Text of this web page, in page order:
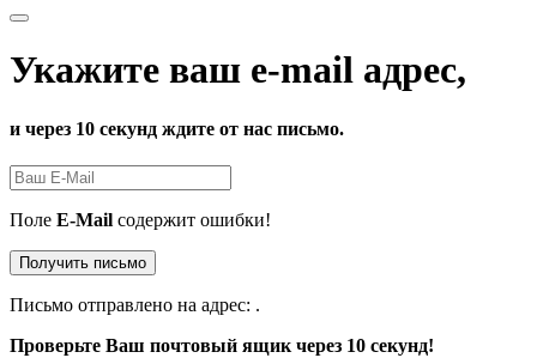
Укажите ваш e-mail адрес,
и через 10 секунд ждите от нас письмо.
Поле E-Mail содержит ошибки!
Получить письмо
Письмо отправлено на адрес: .
Проверьте Ваш почтовый ящик через 10 секунд!